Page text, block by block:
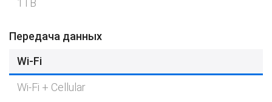
1TB
Передача данных
Wi-Fi
Wi-Fi + Cellular